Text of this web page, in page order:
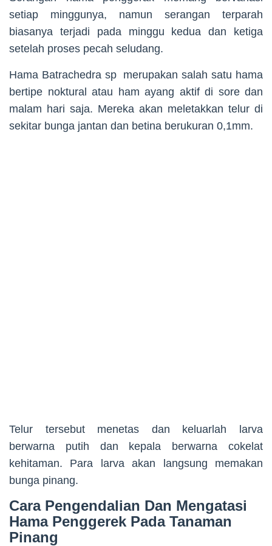
setiap minggunya, namun serangan terparah
biasanya terjadi pada minggu kedua dan ketiga
setelah proses pecah seludang.
Hama Batrachedra sp merupakan salah satu hama
bertipe noktural atau ham ayang aktif di sore dan
malam hari saja. Mereka akan meletakkan telur di
sekitar bunga jantan dan betina berukuran 0,1mm.
Telur tersebut menetas dan keluarlah larva
berwarna putih dan kepala berwarna cokelat
kehitaman. Para larva akan langsung memakan
bunga pinang.
Cara Pengendalian Dan Mengatasi
Hama Penggerek Pada Tanaman
Pinang